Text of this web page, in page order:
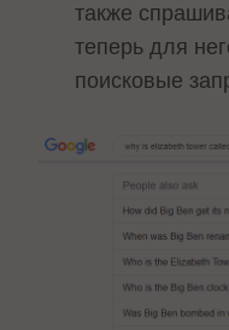
также
теперь для
поисковые